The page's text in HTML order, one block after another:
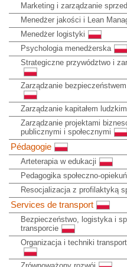
Marketing i zarządzanie
Menedżer jakości i Lean
Menedżer logistyki
Psychologia menedżerska
Strategiczne przywództwo i
Zarządzanie
Zarządzanie kapitałem ludzkim
Zarządzanie projektami
publicznymi i społecznymi
Pédagogie
Arteterapia w edukacji
Pedagogika społeczno-
Resocjalizacja z profilaktyką
Services de transport
Bezpieczeństwo, logistyka i
transporcie
Organizacja i techniki